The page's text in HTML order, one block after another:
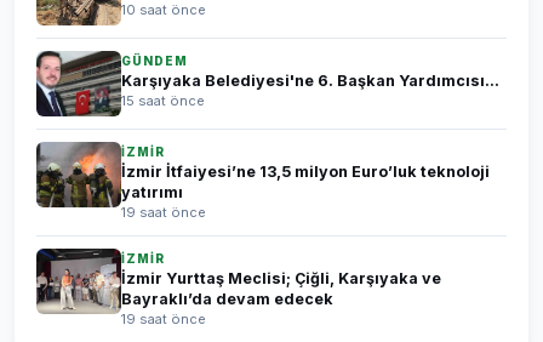
10 saat önce
GÜNDEM
Karşıyaka Belediyesi'ne 6. Başkan Yardımcısı...
15 saat önce
İZMİR
İzmir İtfaiyesi’ne 13,5 milyon Euro’luk teknoloji
yatırımı
19 saat önce
İZMİR
İzmir Yurttaş Meclisi; Çiğli, Karşıyaka ve
Bayraklı’da devam edecek
19 saat önce